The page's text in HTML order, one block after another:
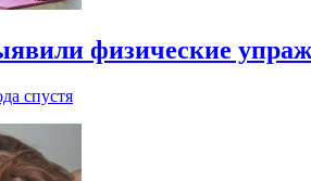
физические
спустя